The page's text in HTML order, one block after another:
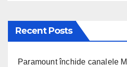
Recent Posts
Paramount închide canalele